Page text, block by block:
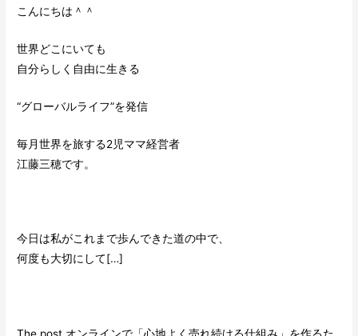
こんにちは＾＾
世界どこにいても
自分らしく自由に生きる
“グローバルライフ”を発信
毎月世界を旅する2児ママ経営者
江藤三穂です。
今日は私がこれまで歩んできた道の中で、
何度も大切にして[…]